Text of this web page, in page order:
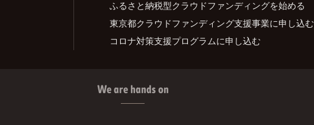
ふるさと納税型クラウドファンディングを始める
東京都クラウドファンディング支援事業に申し込む
コロナ対策支援プログラムに申し込む
We are hands on